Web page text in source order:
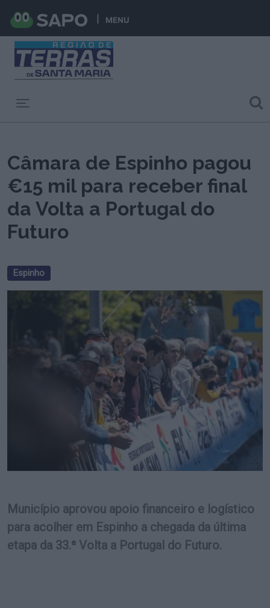
MENU
Câmara de Espinho pagou
€15 mil para receber final
da Volta a Portugal do
Futuro
Espinho
Município aprovou apoio financeiro e logístico
para acolher em Espinho a chegada da última
etapa da 33.ª Volta a Portugal do Futuro.